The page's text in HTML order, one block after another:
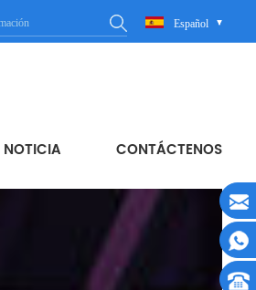
Español
NOTICIA CONTÁCTENOS